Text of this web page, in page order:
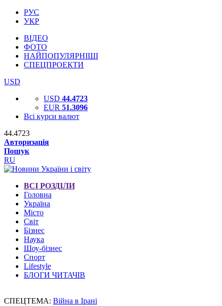
РУС
УКР
ВІДЕО
ФОТО
НАЙПОПУЛЯРНІШІ
СПЕЦПРОЕКТИ
USD
USD 44.4723
EUR 51.3096
Всі курси валют
44.4723
Авторизація
Пошук
RU
ВСІ РОЗДІЛИ
Головна
Україна
Місто
Світ
Бізнес
Наука
Шоу-бізнес
Спорт
Lifestyle
БЛОГИ ЧИТАЧІВ
СПЕЦТЕМА: Війна в Ірані